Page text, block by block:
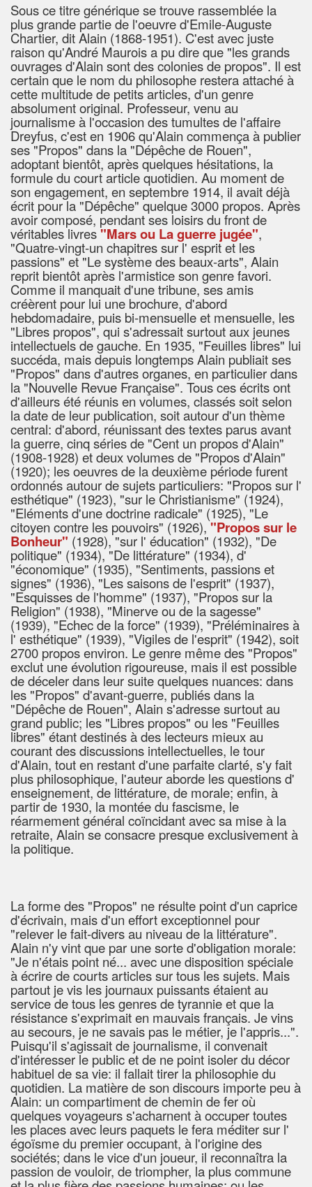
Sous ce titre générique se trouve rassemblée la
plus grande partie de l'oeuvre d'Emile-Auguste
Chartier, dit Alain (1868-1951). C'est avec juste
raison qu'André Maurois a pu dire que "les grands
ouvrages d'Alain sont des colonies de propos". Il est
certain que le nom du philosophe restera attaché à
cette multitude de petits articles, d'un genre
absolument original. Professeur, venu au
journalisme à l'occasion des tumultes de l'affaire
Dreyfus, c'est en 1906 qu'Alain commença à publier
ses "Propos" dans la "Dépêche de Rouen",
adoptant bientôt, après quelques hésitations, la
formule du court article quotidien. Au moment de
son engagement, en septembre 1914, il avait déjà
écrit pour la "Dépêche" quelque 3000 propos. Après
avoir composé, pendant ses loisirs du front de
véritables livres"Mars ou La guerre jugée",
"Quatre-vingt-un chapitres sur l' esprit et les
passions" et "Le système des beaux-arts", Alain
reprit bientôt après l'armistice son genre favori.
Comme il manquait d'une tribune, ses amis
créèrent pour lui une brochure, d'abord
hebdomadaire, puis bi-mensuelle et mensuelle, les
"Libres propos", qui s'adressait surtout aux jeunes
intellectuels de gauche. En 1935, "Feuilles libres" lui
succéda, mais depuis longtemps Alain publiait ses
"Propos" dans d'autres organes, en particulier dans
la "Nouvelle Revue Française". Tous ces écrits ont
d'ailleurs été réunis en volumes, classés soit selon
la date de leur publication, soit autour d'un thème
central: d'abord, réunissant des textes parus avant
la guerre, cinq séries de "Cent un propos d'Alain"
(1908-1928) et deux volumes de "Propos d'Alain"
(1920); les oeuvres de la deuxième période furent
ordonnés autour de sujets particuliers: "Propos sur l'
esthétique" (1923), "sur le Christianisme" (1924),
"Eléments d'une doctrine radicale" (1925), "Le
citoyen contre les pouvoirs" (1926),"Propos sur le
Bonheur" (1928), "sur l' éducation" (1932), "De
politique" (1934), "De littérature" (1934), d'
"économique" (1935), "Sentiments, passions et
signes" (1936), "Les saisons de l'esprit" (1937),
"Esquisses de l'homme" (1937), "Propos sur la
Religion" (1938), "Minerve ou de la sagesse"
(1939), "Echec de la force" (1939), "Préléminaires à
l' esthétique" (1939), "Vigiles de l'esprit" (1942), soit
2700 propos environ. Le genre même des "Propos"
exclut une évolution rigoureuse, mais il est possible
de déceler dans leur suite quelques nuances: dans
les "Propos" d'avant-guerre, publiés dans la
"Dépêche de Rouen", Alain s'adresse surtout au
grand public; les "Libres propos" ou les "Feuilles
libres" étant destinés à des lecteurs mieux au
courant des discussions intellectuelles, le tour
d'Alain, tout en restant d'une parfaite clarté, s'y fait
plus philosophique, l'auteur aborde les questions d'
enseignement, de littérature, de morale; enfin, à
partir de 1930, la montée du fascisme, le
réarmement général coïncidant avec sa mise à la
retraite, Alain se consacre presque exclusivement à
la politique.
La forme des "Propos" ne résulte point d'un caprice
d'écrivain, mais d'un effort exceptionnel pour
"relever le fait-divers au niveau de la littérature".
Alain n'y vint que par une sorte d'obligation morale:
"Je n'étais point né... avec une disposition spéciale
à écrire de courts articles sur tous les sujets. Mais
partout je vis les journaux puissants étaient au
service de tous les genres de tyrannie et que la
résistance s'exprimait en mauvais français. Je vins
au secours, je ne savais pas le métier, je l'appris...".
Puisqu'il s'agissait de journalisme, il convenait
d'intéresser le public et de ne point isoler du décor
habituel de sa vie: il fallait tirer la philosophie du
quotidien. La matière de son discours importe peu à
Alain: un compartiment de chemin de fer où
quelques voyageurs s'acharnent à occuper toutes
les places avec leurs paquets le fera méditer sur l'
égoïsme du premier occupant, à l'origine des
sociétés; dans le vice d'un joueur, il reconnaîtra la
passion de vouloir, de triompher, la plus commune